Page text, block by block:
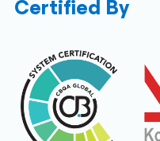
Certified By